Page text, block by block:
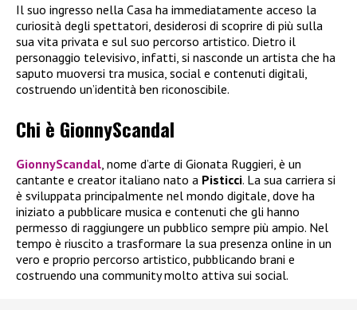
Il suo ingresso nella Casa ha immediatamente acceso la
curiosità degli spettatori, desiderosi di scoprire di più sulla
sua vita privata e sul suo percorso artistico. Dietro il
personaggio televisivo, infatti, si nasconde un artista che ha
saputo muoversi tra musica, social e contenuti digitali,
costruendo un’identità ben riconoscibile.
Chi è GionnyScandal
GionnyScandal, nome d’arte di Gionata Ruggieri, è un
cantante e creator italiano nato a Pisticci. La sua carriera si
è sviluppata principalmente nel mondo digitale, dove ha
iniziato a pubblicare musica e contenuti che gli hanno
permesso di raggiungere un pubblico sempre più ampio. Nel
tempo è riuscito a trasformare la sua presenza online in un
vero e proprio percorso artistico, pubblicando brani e
costruendo una community molto attiva sui social.